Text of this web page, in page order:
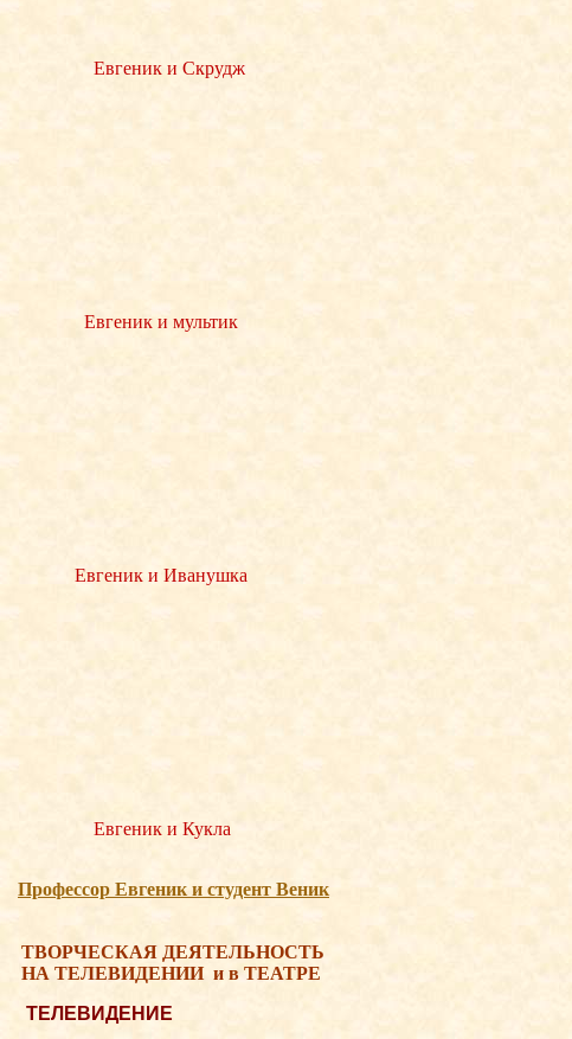
Евгеник и Скрудж
Евгеник и мультик
Евгеник и Иванушка
Евгеник и Кукла
Професcор Евгеник и студент Веник
ТВОРЧЕСКАЯ ДЕЯТЕЛЬНОСТЬ
НА ТЕЛЕВИДЕНИИ и в ТЕАТРЕ
ТЕЛЕВИДЕНИЕ